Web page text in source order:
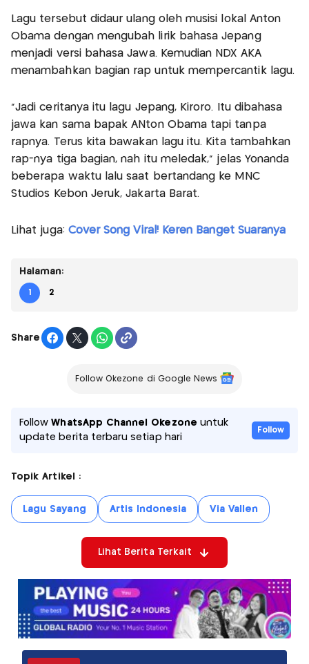
Lagu tersebut didaur ulang oleh musisi lokal Anton
Obama dengan mengubah lirik bahasa Jepang
menjadi versi bahasa Jawa. Kemudian NDX AKA
menambahkan bagian rap untuk mempercantik lagu.
"Jadi ceritanya itu lagu Jepang, Kiroro. Itu dibahasa
jawa kan sama bapak ANton Obama tapi tanpa
rapnya. Terus kita bawakan lagu itu. Kita tambahkan
rap-nya tiga bagian, nah itu meledak," jelas Yonanda
beberapa waktu lalu saat bertandang ke MNC
Studios Kebon Jeruk, Jakarta Barat.
Lihat juga: Cover Song Viral! Keren Banget Suaranya
Halaman:
1 2
Share
Follow Okezone di Google News
FollowWhatsApp Channel Okezone untuk
update berita terbaru setiap hari
Follow
Topik Artikel :
Lagu Sayang Artis Indonesia Via Vallen
Lihat Berita Terkait